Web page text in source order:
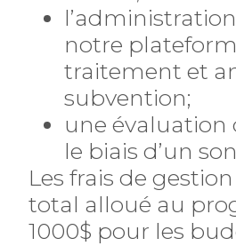
notre
traitement et
subvention;
une évaluation
le biais d’un
Les frais de
total alloué au
1000$ pour les